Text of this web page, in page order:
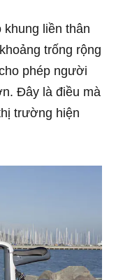
liền thân
trống rộng
phép người
Đây là điều mà
trường hiện